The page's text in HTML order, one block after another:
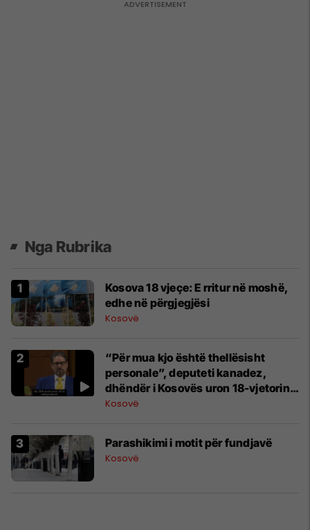
Nga Rubrika
Kosova 18 vjeçe: E rritur në moshë,
edhe në përgjegjësi
Kosovë
“Për mua kjo është thellësisht
personale”, deputeti kanadez,
dhëndër i Kosovës uron 18-vjetorin e
Pavarësisë
Kosovë
Parashikimi i motit për fundjavë
Kosovë